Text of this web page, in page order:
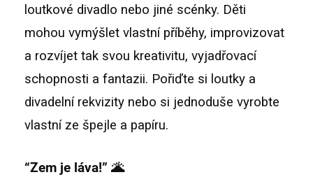
loutkové divadlo nebo jiné scénky. Děti
mohou vymýšlet vlastní příběhy, improvizovat
a rozvíjet tak svou kreativitu, vyjadřovací
schopnosti a fantazii. Pořiďte si loutky a
divadelní rekvizity nebo si jednoduše vyrobte
vlastní ze špejle a papíru.
“Zem je láva!” 🌋